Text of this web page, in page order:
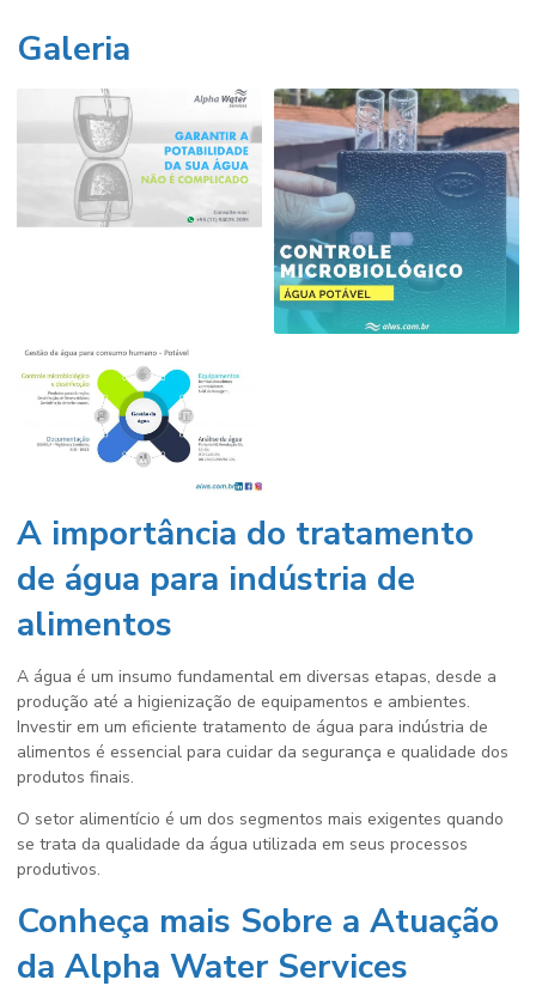
Galeria
A importância do tratamento
de água para indústria de
alimentos
A água é um insumo fundamental em diversas etapas, desde a
produção até a higienização de equipamentos e ambientes.
Investir em um eficiente tratamento de água para indústria de
alimentos é essencial para cuidar da segurança e qualidade dos
produtos finais.
O setor alimentício é um dos segmentos mais exigentes quando
se trata da qualidade da água utilizada em seus processos
produtivos.
Conheça mais Sobre a Atuação
da Alpha Water Services